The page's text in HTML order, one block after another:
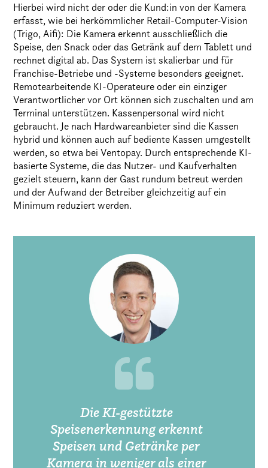
Hierbei wird nicht der oder die Kund:in von der Kamera
erfasst, wie bei herkömmlicher Retail-Computer-Vision
(Trigo, Aifi): Die Kamera erkennt ausschließlich die
Speise, den Snack oder das Getränk auf dem Tablett und
rechnet digital ab. Das System ist skalierbar und für
Franchise-Betriebe und -Systeme besonders geeignet.
Remotearbeitende KI-Operateure oder ein einziger
Verantwortlicher vor Ort können sich zuschalten und am
Terminal unterstützen. Kassenpersonal wird nicht
gebraucht. Je nach Hardwareanbieter sind die Kassen
hybrid und können auch auf bediente Kassen umgestellt
werden, so etwa bei Ventopay. Durch entsprechende KI-
basierte Systeme, die das Nutzer- und Kaufverhalten
gezielt steuern, kann der Gast rundum betreut werden
und der Aufwand der Betreiber gleichzeitig auf ein
Minimum reduziert werden.
Die KI-gestützte
Speisenerkennung erkennt
Speisen und Getränke per
Kamera in weniger als einer